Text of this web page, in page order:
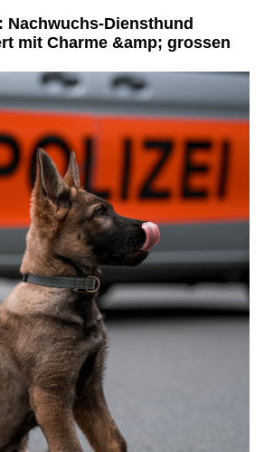
Nachwuchs-Diensthund
mit Charme &amp; grossen